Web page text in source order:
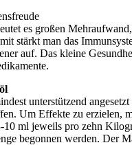
es großen
stärkt man das
auf. Das kleine
unterstützend
Um Effekte zu erzielen,
ml jeweils pro zehn
begonnen werden. Der